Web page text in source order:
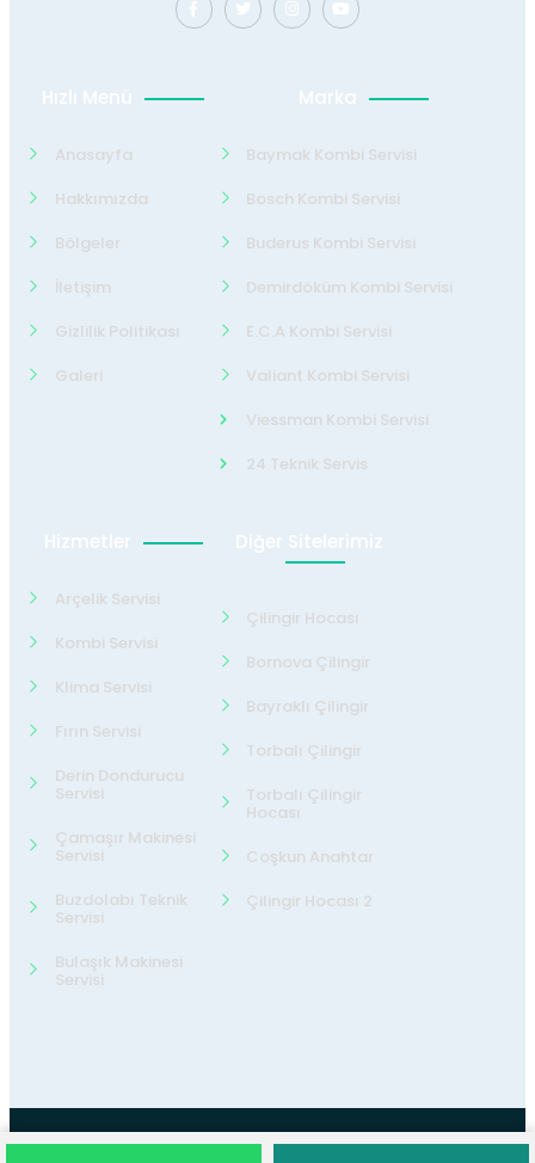
Hızlı Menü
Anasayfa
Hakkımızda
Bölgeler
İletişim
Gizlilik Politikası
Galeri
Marka
Baymak Kombi Servisi
Bosch Kombi Servisi
Buderus Kombi Servisi
Demirdöküm Kombi Servisi
E.C.A Kombi Servisi
Valiant Kombi Servisi
Viessman Kombi Servisi
24 Teknik Servis
Hizmetler
Arçelik Servisi
Kombi Servisi
Klima Servisi
Fırın Servisi
Derin Dondurucu
Servisi
Çamaşır Makinesi
Servisi
Buzdolabı Teknik
Servisi
Bulaşık Makinesi
Servisi
Diğer Sitelerimiz
Çilingir Hocası
Bornova Çilingir
Bayraklı Çilingir
Torbalı Çilingir
Torbalı Çilingir
Hocası
Coşkun Anahtar
Çilingir Hocası 2
©202624 Teknik ServisTüm Hakları